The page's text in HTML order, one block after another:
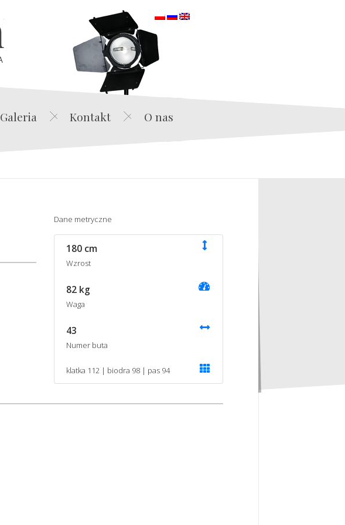
Edwin Film Agencja Aktorska
Galeria Kontakt O nas
Dane metryczne
180 cm
Wzrost
82 kg
Waga
43
Numer buta
klatka 112 | biodra 98 | pas 94